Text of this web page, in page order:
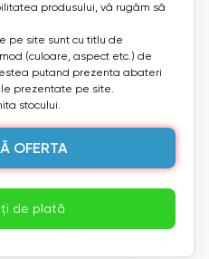
produsului, vă rugăm să
pe site sunt cu titlu de
(culoare, aspect etc.) de
putand prezenta abateri
prezentate pe site.
stocului.
OFERTA
de plată